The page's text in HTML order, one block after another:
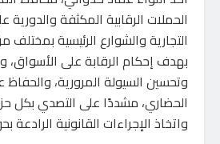
الحملات الرقابية المكثفة
التجارية والشوارع الرئيسية بمختلف
بهدف إحكام الرقابة على الأسواق،
وتحسين السيولة المرورية،
الحضاري، مشددًا على التصدي بكل
واتخاذ الإجراءات القانونية الرادعة